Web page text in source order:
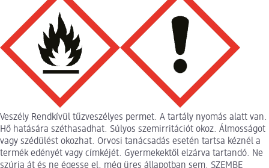
Veszély Rendkívül tűzveszélyes permet. A tartály nyomás alatt van.
Hő hatására széthasadhat. Súlyos szemirritációt okoz. Álmosságot
vagy szédülést okozhat. Orvosi tanácsadás esetén tartsa kéznél a
termék edényét vagy címkéjét. Gyermekektől elzárva tartandó. Ne
szúrja át és ne égesse el, még üres állapotban sem. SZEMBE